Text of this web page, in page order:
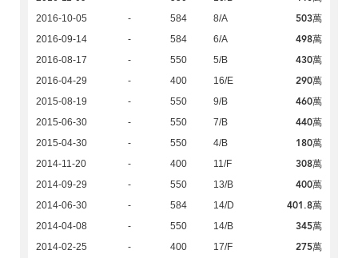
2016-10-05 - 584 8/A 503萬
2016-09-14 - 584 6/A 498萬
2016-08-17 - 550 5/B 430萬
2016-04-29 - 400 16/E 290萬
2015-08-19 - 550 9/B 460萬
2015-06-30 - 550 7/B 440萬
2015-04-30 - 550 4/B 180萬
2014-11-20 - 400 11/F 308萬
2014-09-29 - 550 13/B 400萬
2014-06-30 - 584 14/D 401.8萬
2014-04-08 - 550 14/B 345萬
2014-02-25 - 400 17/F 275萬